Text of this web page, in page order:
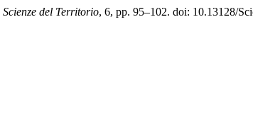
Scienze del Territorio, 6, pp. 95–102. doi: 10.13128/